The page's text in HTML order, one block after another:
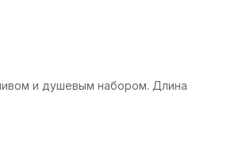
и душевым набором. Длина